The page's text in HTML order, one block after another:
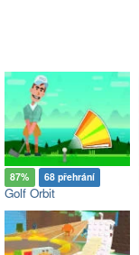
87% 68 přehrání
Golf Orbit